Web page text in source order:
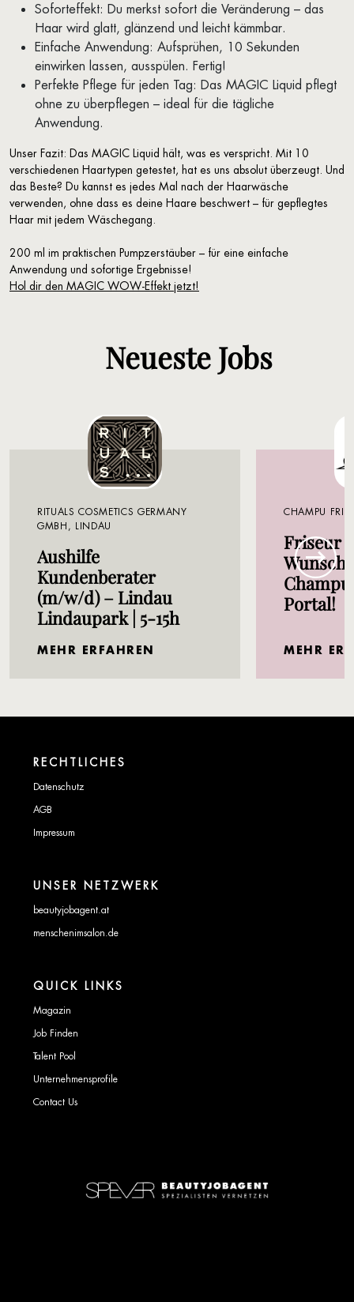
Soforteffekt: Du merkst sofort die Veränderung – das
Haar wird glatt, glänzend und leicht kämmbar.
Einfache Anwendung: Aufsprühen, 10 Sekunden
einwirken lassen, ausspülen. Fertig!
Perfekte Pflege für jeden Tag: Das MAGIC Liquid pflegt
ohne zu überpflegen – ideal für die tägliche
Anwendung.
Unser Fazit: Das MAGIC Liquid hält, was es verspricht. Mit 10
verschiedenen Haartypen getestet, hat es uns absolut überzeugt. Und
das Beste? Du kannst es jedes Mal nach der Haarwäsche
verwenden, ohne dass es deine Haare beschwert – für gepflegtes
Haar mit jedem Wäschegang.
200 ml im praktischen Pumpzerstäuber – für eine einfache
Anwendung und sofortige Ergebnisse!
Hol dir den MAGIC WOW-Effekt jetzt!
Neueste Jobs
RITUALS COSMETICS GERMANY
GMBH, LINDAU
Aushilfe
Kundenberater
(m/w/d) – Lindau
Lindaupark | 5-15h
MEHR ERFAHREN
CHAMPU
Friseur
Wunsch,
Portal!
MEHR
RECHTLICHES
Datenschutz
AGB
Impressum
UNSER NETZWERK
beautyjobagent.at
menschenimsalon.de
QUICK LINKS
Magazin
Job Finden
Talent Pool
Unternehmensprofile
Contact Us